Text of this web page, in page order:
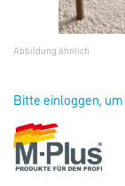
Abbildung ähnlich
Bitte einloggen,